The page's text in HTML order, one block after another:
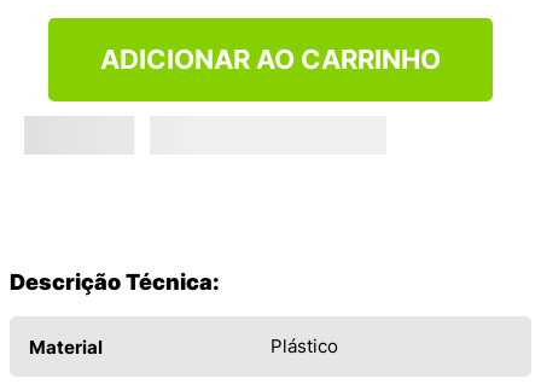
ADICIONAR AO CARRINHO
Descrição Técnica:
Material Plástico